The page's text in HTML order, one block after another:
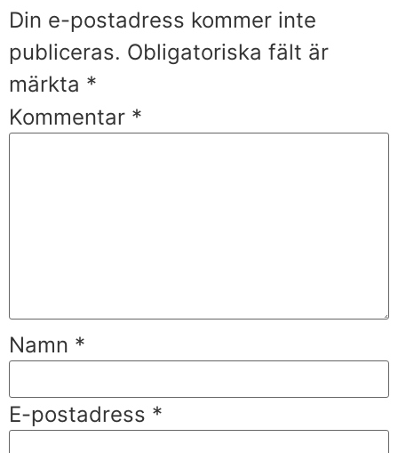
Din e-postadress kommer inte
publiceras. Obligatoriska fält är
märkta *
Kommentar *
Namn *
E-postadress *